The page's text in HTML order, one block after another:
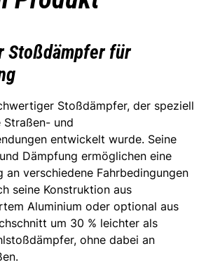
Stoßdämpfer für
Stoßdämpfer, der speziell
und
entwickelt wurde. Seine
Dämpfung ermöglichen eine
an verschiedene Fahrbedingungen
seine Konstruktion aus
Aluminium oder optional aus
um 30 % leichter als
ohne dabei an